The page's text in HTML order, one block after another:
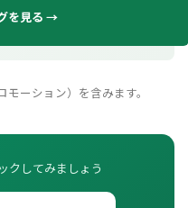
を見る →
ーション）を含みます。
クしてみましょう